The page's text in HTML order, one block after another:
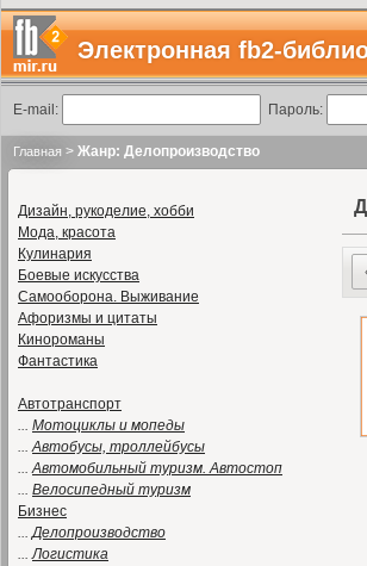
Электронная fb2-
E-mail: Пароль:
Главная > Жанр: Делопроизводство
Дизайн, рукоделие, хобби
Мода, красота
Кулинария
Боевые искусства
Самооборона. Выживание
Афоризмы и цитаты
Кинороманы
Фантастика
Автотранспорт
... Мотоциклы и мопеды
...Автобусы, троллейбусы
...Автомобильный туризм. Автостоп
... Велосипедный туризм
Бизнес
...Делопроизводство
...Логистика